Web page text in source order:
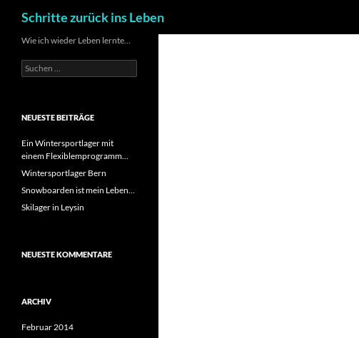
Zum
Inhalt
springen
Schritte zurück ins Leben
Wie ich wieder Leben lernte…
Suchen
nach:
NEUESTE BEITRÄGE
Ein Wintersportlager mit
einem Flexiblemprogramm…
Wintersportlager Bern
Snowboarden ist mein Leben…
Skilager in Leysin
NEUESTE KOMMENTARE
ARCHIV
Februar 2014